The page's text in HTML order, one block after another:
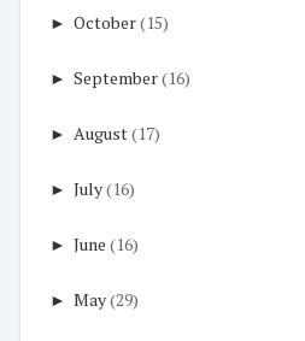
► October(15)
► September(16)
► August(17)
► July(16)
► June (16)
► May(29)